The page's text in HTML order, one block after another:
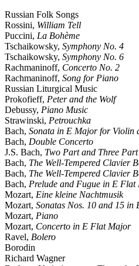
Russian Folk Songs
Rossini, William Tell
Puccini, La Bohème
Tschaikowsky, Symphony No. 4
Tschaikowsky, Symphony No. 6
Rachmaninoff, Concerto No. 2
Rachmaninoff, Song for Piano
Russian Liturgical Music
Prokofieff, Peter and the Wolf
Debussy, Piano Music
Strawinski, Petrouchka
Bach, Sonata in E Major for Violin
Bach, Double Concerto
J.S. Bach, Two Part and Three
Bach, The Well-Tempered Clavier
Bach, The Well-Tempered Clavier
Bach, Prelude and Fugue in E Flat
Mozart, Eine kleine Nachtmusik
Mozart, Sonatas Nos. 10 and 15 in
Mozart, Piano
Mozart, Concerto in E Flat Major
Ravel, Bolero
Borodin
Richard Wagner